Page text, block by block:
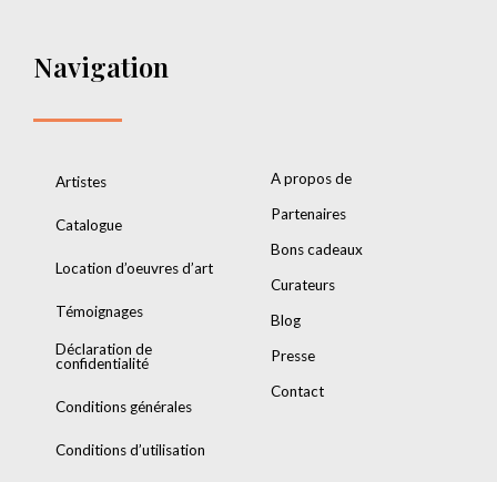
Navigation
Artistes
Catalogue
Location d’oeuvres d’art
Témoignages
Déclaration de
confidentialité
Conditions générales
Conditions d’utilisation
A propos de
Partenaires
Bons cadeaux
Curateurs
Blog
Presse
Contact